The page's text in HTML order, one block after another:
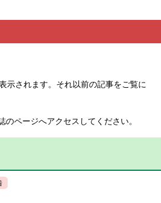
示されます。それ以前の記事をご覧に
のページへアクセスしてください。